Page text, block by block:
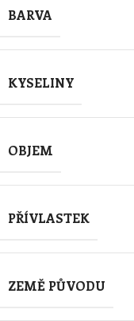
BARVA
KYSELINY
OBJEM
PŘÍVLASTEK
ZEMĚ PŮVODU